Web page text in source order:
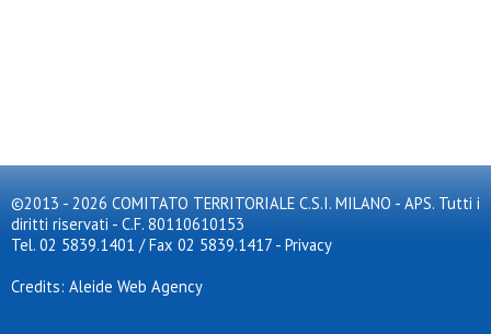
©2013 - 2026 COMITATO TERRITORIALE C.S.I. MILANO - APS. Tutti i
diritti riservati - C.F. 80110610153
Tel. 02 5839.1401 / Fax 02 5839.1417 - Privacy
Credits: Aleide Web Agency